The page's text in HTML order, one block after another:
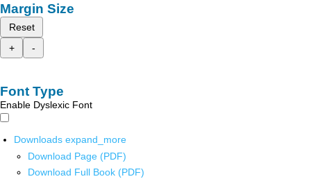
Margin Size
Reset
+
-
Font Type
Enable Dyslexic Font
Downloads expand_more
Download Page (PDF)
Download Full Book (PDF)